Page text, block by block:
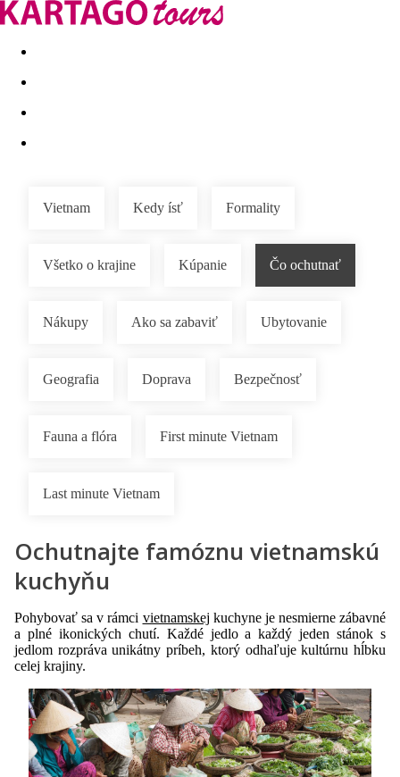
Last minute Dovolenkové kluby
Vietnam Kedy ísť Formality
Všetko o krajine Kúpanie Čo ochutnať
Nákupy Ako sa zabaviť Ubytovanie
Geografia Doprava Bezpečnosť
Fauna a flóra First minute Vietnam
Last minute Vietnam
Ochutnajte famóznu vietnamskú
kuchyňu
Pohybovať sa v rámci vietnamskej kuchyne je nesmierne zábavné
a plné ikonických chutí. Každé jedlo a každý jeden stánok s
jedlom rozpráva unikátny príbeh, ktorý odhaľuje kultúrnu hĺbku
celej krajiny.